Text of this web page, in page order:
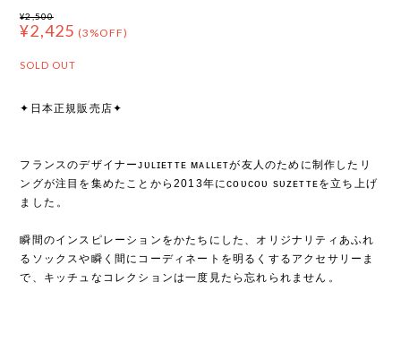
¥2,500
¥2,425 (3%OFF)
SOLD OUT
✦日本正規販売店✦
フランスのデザイナーᴊᴜʟɪᴇᴛᴛᴇ ᴍᴀʟʟᴇᴛが友人のために制作したリ
ングが注目を集めたことから2013年にᴄᴏᴜᴄᴏᴜ sᴜᴢᴇᴛᴛᴇを立ち上げ
ました⁡。
瞬間のインスピレーションをかたちにした、オリジナリティあふれ
るソックスや瞬く間にコーディネートを明るくするアクセサリーま
で、キッチュなコレクションは一度見たら忘れられません⁡。